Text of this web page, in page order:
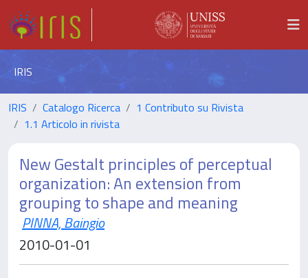
IRIS
IRIS Catalogo Ricerca
1 Contributo su Rivista
1.1 Articolo in rivista
New Gestalt principles of perceptual
organization: An extension from
grouping to shape and meaning
PINNA, Baingio
2010-01-01